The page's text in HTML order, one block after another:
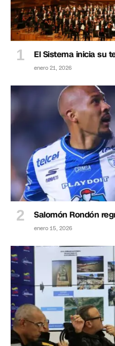
El Sistema inicia su
enero 21, 2026
Salomón Rondón
enero 15, 2026